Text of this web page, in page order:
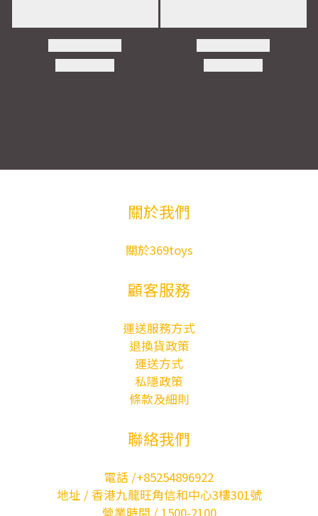
關於我們
關於369toys
顧客服務
運送服務方式
退換貨政策
運送方式
私隱政策
條款及細則
聯絡我們
電話 /+85254896922
地址 / 香港九龍旺角信和中心3樓301號
營業時間 / 1500-2100